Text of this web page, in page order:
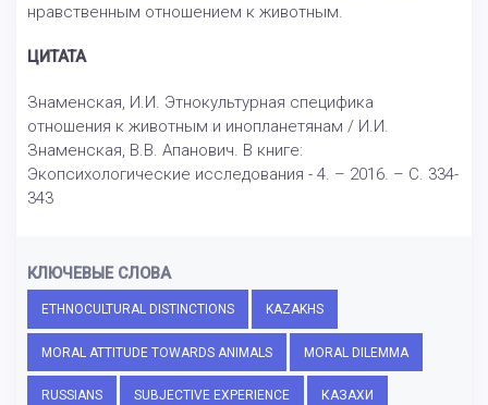
нравственным отношением к животным.
ЦИТАТА
Знаменская, И.И. Этнокультурная специфика
отношения к животным и инопланетянам / И.И.
Знаменская, В.В. Апанович. В книге:
Экопсихологические исследования - 4. – 2016. – С. 334-
343
КЛЮЧЕВЫЕ СЛОВА
ETHNOCULTURAL DISTINCTIONS KAZAKHS
MORAL ATTITUDE TOWARDS ANIMALS MORAL DILEMMA
RUSSIANS SUBJECTIVE EXPERIENCE КАЗАХИ